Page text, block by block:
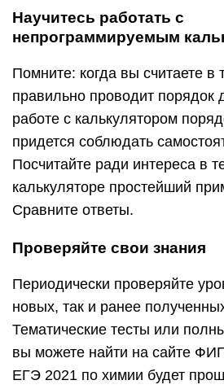
Научитесь работать с
непрограммируемым
Помните: когда вы считаете в
правильно проводит порядок
работе с калькулятором
придется соблюдать
Посчитайте ради интереса в
калькуляторе простейший
Сравните ответы.
Проверяйте свои знания
Периодически проверяйте
новых, так и ранее
Тематические тесты или
вы можете найти на сайте
ЕГЭ 2021 по химии будет